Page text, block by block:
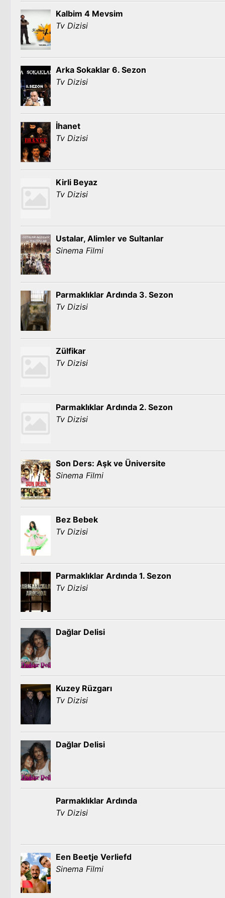
Kalbim 4 Mevsim
Tv Dizisi
Arka Sokaklar 6. Sezon
Tv Dizisi
İhanet
Tv Dizisi
Kirli Beyaz
Tv Dizisi
Ustalar, Alimler ve Sultanlar
Sinema Filmi
Parmaklıklar Ardında 3. Sezon
Tv Dizisi
Zülfikar
Tv Dizisi
Parmaklıklar Ardında 2. Sezon
Tv Dizisi
Son Ders: Aşk ve Üniversite
Sinema Filmi
Bez Bebek
Tv Dizisi
Parmaklıklar Ardında 1. Sezon
Tv Dizisi
Dağlar Delisi
Kuzey Rüzgarı
Tv Dizisi
Dağlar Delisi
Parmaklıklar Ardında
Tv Dizisi
Een Beetje Verliefd
Sinema Filmi